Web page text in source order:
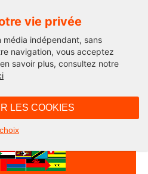
vie privée
média indépendant, sans
navigation, vous acceptez
savoir plus, consultez notre
LES COOKIES